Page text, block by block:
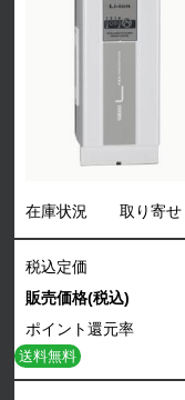
在庫状況 取り寄せ
税込定価
販売価格(税込)
ポイント還元率
送料無料